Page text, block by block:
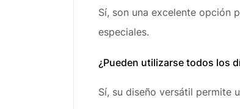
Sí, son una excelente opción
especiales.
¿Pueden utilizarse todos los
Sí, su diseño versátil permite